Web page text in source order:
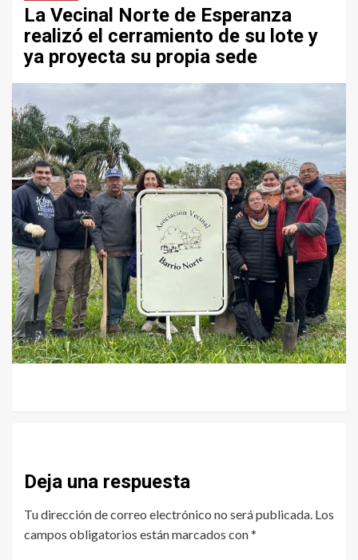
La Vecinal Norte de Esperanza
realizó el cerramiento de su lote y
ya proyecta su propia sede
Deja una respuesta
Tu dirección de correo electrónico no será publicada. Los
campos obligatorios están marcados con*